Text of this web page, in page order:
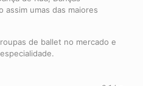
assim umas das maiores
de ballet no mercado e